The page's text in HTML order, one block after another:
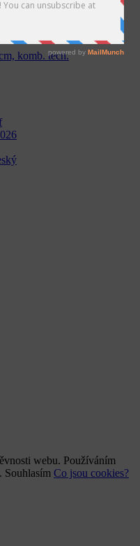
webu. Používáním
Souhlasím Co jsou cookies?